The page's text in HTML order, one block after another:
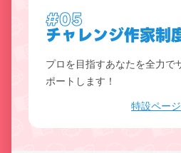
#05
チャレンジ作家制
プロを目指すあなたを全力で
ポートします！
特設ペー